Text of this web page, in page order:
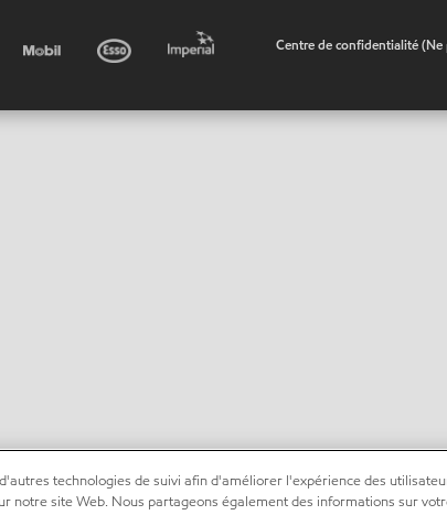
Centre de confidentialité
technologies de suivi afin d'améliorer l'expérience des
notre site Web. Nous partageons également des informations sur